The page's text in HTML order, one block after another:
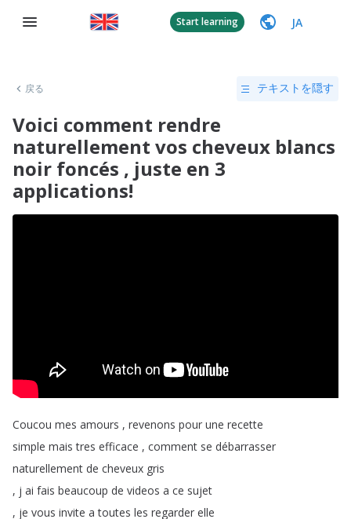
Start learning JA
戻る テキストを隠す
Voici comment rendre
naturellement vos cheveux blancs
noir foncés , juste en 3
applications!
Coucou mes amours , revenons pour une recette
simple mais tres efficace , comment se débarrasser
naturellement de cheveux gris
, j ai fais beaucoup de videos a ce sujet
, je vous invite a toutes les regarder elle